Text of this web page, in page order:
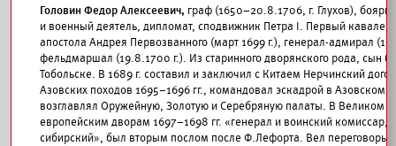
Головин Федор Алексеевич, граф (1650–20.8.1706, г. Глухов),
и военный деятель, дипломат, сподвижник Петра I. Первый кавалер
апостола Андрея Первозванного (март 1699 г.), генерал-адмирал
фельдмаршал (19.8.1700 г.). Из старинного дворянского рода, сын
Тобольске. В 1689 г. составил и заключил с Китаем Нерчинский
Азовских походов 1695–1696 гг., командовал эскадрой в Азовском
возглавлял Оружейную, Золотую и Серебряную палаты. В Великом
европейским дворам 1697–1698 гг. «генерал и воинский комиссар,
сибирский», был вторым послом после Ф.Лефорта. Вел переговоры